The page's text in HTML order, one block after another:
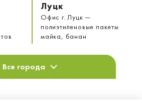
Луцк
Офис г. Луцк —
полиэтиленовые пакеты
майка, банан
Все города